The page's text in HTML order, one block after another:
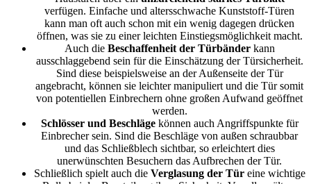
verfügen. Einfache und altersschwache Kunststoff-Türen
kann man oft auch schon mit ein wenig dagegen drücken
öffnen, was sie zu einer leichten Einstiegsmöglichkeit macht.
Auch die Beschaffenheit der Türbänderkann
ausschlaggebend sein für die Einschätzung der Türsicherheit.
Sind diese beispielsweise an der Außenseite der Tür
angebracht, können sie leichter manipuliert und die Tür somit
von potentiellen Einbrechern ohne großen Aufwand geöffnet
werden.
Schlösser und Beschlägekönnen auch Angriffspunkte für
Einbrecher sein. Sind die Beschläge von außen schraubbar
und das Schließblech sichtbar, so erleichtert dies
unerwünschten Besuchern das Aufbrechen der Tür.
Schließlich spielt auch die Verglasung der Türeine wichtige